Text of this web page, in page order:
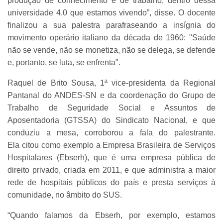
universidade 4.0 que estamos vivendo”, disse. O docente
finalizou a sua palestra parafraseando a insígnia do
movimento operário italiano da década de 1960: "Saúde
não se vende, não se monetiza, não se delega, se defende
e, portanto, se luta, se enfrenta".
Raquel de Brito Sousa, 1ª vice-presidenta da Regional
Pantanal do ANDES-SN e da coordenação do Grupo de
Trabalho de Seguridade Social e Assuntos de
Aposentadoria (GTSSA) do Sindicato Nacional, e que
conduziu a mesa, corroborou a fala do palestrante.
Ela citou como exemplo a Empresa Brasileira de Serviços
Hospitalares (Ebserh), que é uma empresa pública de
direito privado, criada em 2011, e que administra a maior
rede de hospitais públicos do país e presta serviços à
comunidade, no âmbito do SUS.
“Quando falamos da Ebserh, por exemplo, estamos